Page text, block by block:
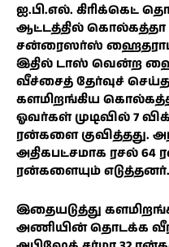
ஐ.பி.எல். கிரிக்கெட்
ஆட்டத்தில்
சன்ரைஸர்ஸ்
இதில் டாஸ் வென்ற
வீச்சைத் தேர்வுச்
களமிறங்கிய
ஓவர்கள் முடிவில் 7
ரன்களை குவித்தது.
அதிகபட்சமாக ரசல் 64
ரன்களையும் எடுத்தனர்.
இதையடுத்து
அணியின் தொடக்க